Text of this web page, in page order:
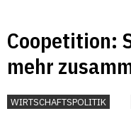
Coopetition:
mehr
WIRTSCHAFTSPOLITIK